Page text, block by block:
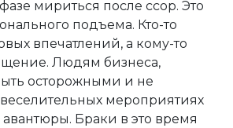
мириться после ссор. Это
подъема. Кто-то
впечатлений, а кому-то
Людям бизнеса,
осторожными и не
мероприятиях
авантюры. Браки в это время